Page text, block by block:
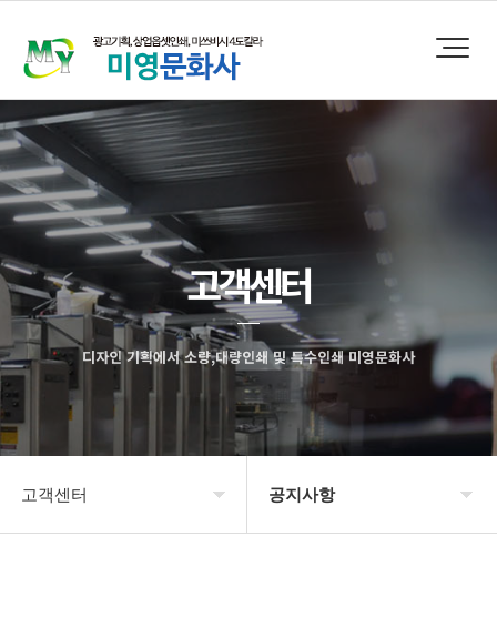
고객센터
디자인 기획에서 소량,대량인쇄 및 특수인쇄 미영문화사
고객센터 공지사항